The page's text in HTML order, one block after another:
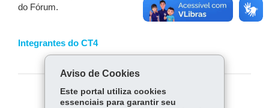
do Fórum.
Integrantes do CT4
COMPARTILHE:
Aviso de Cookies
Este portal utiliza cookies
essenciais para garantir seu